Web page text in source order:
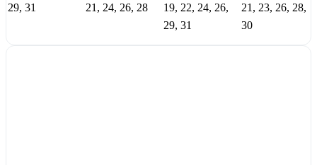
29, 31
21, 24, 26, 28
19, 22, 24, 26,
29, 31
21, 23, 26, 28,
30